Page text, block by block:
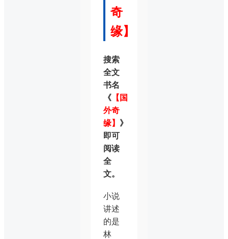
奇
缘】
搜索
全文
书名
《 【国
外奇
缘】 》
即可
阅读
全
文。
小说
讲述
的是
林